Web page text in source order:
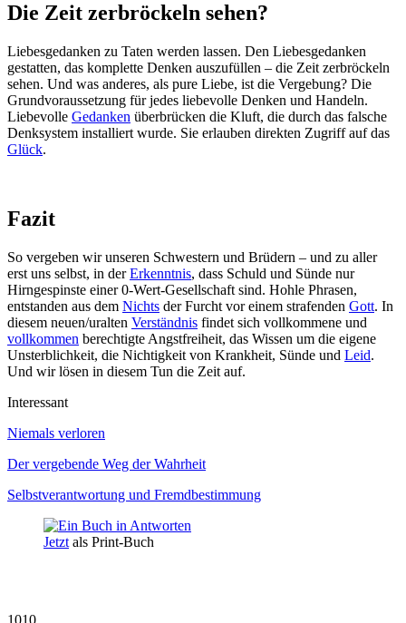
Die Zeit zerbröckeln sehen?
Liebesgedanken zu Taten werden lassen. Den Liebesgedanken
gestatten, das komplette Denken auszufüllen – die Zeit zerbröckeln
sehen. Und was anderes, als pure Liebe, ist die Vergebung? Die
Grundvoraussetzung für jedes liebevolle Denken und Handeln.
Liebevolle Gedanken überbrücken die Kluft, die durch das falsche
Denksystem installiert wurde. Sie erlauben direkten Zugriff auf das
Glück.
Fazit
So vergeben wir unseren Schwestern und Brüdern – und zu aller
erst uns selbst, in derErkenntnis, dass Schuld und Sünde nur
Hirngespinste einer 0-Wert-Gesellschaft sind. Hohle Phrasen,
entstanden aus dem Nichts der Furcht vor einem strafenden Gott. In
diesem neuen/uralten Verständnis findet sich vollkommene und
vollkommen berechtigte Angstfreiheit, das Wissen um die eigene
Unsterblichkeit, die Nichtigkeit von Krankheit, Sünde und Leid.
Und wir lösen in diesem Tun die Zeit auf.
Interessant
Niemals verloren
Der vergebende Weg der Wahrheit
Selbstverantwortung und Fremdbestimmung
Jetzt als Print-Buch
1010